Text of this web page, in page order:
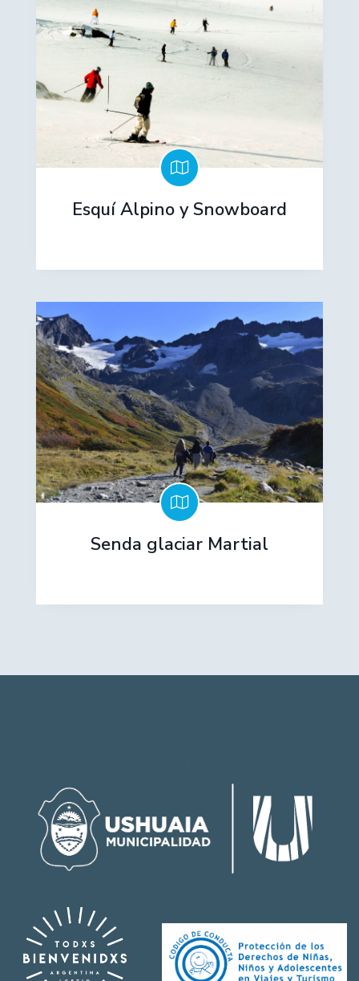
Esquí Alpino y Snowboard
Senda glaciar Martial